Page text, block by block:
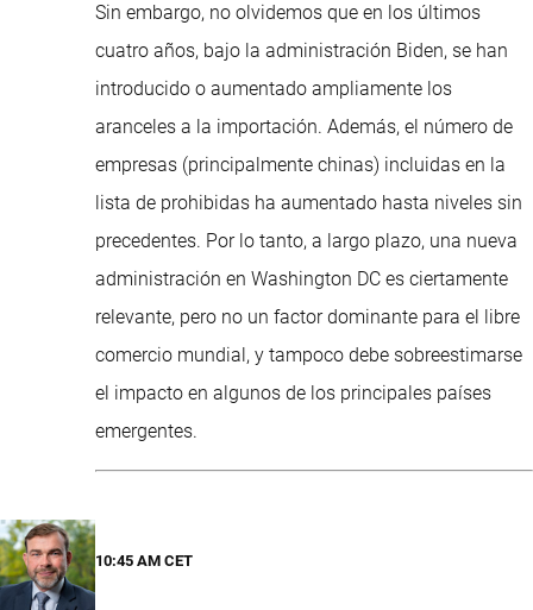
Sin embargo, no olvidemos que en los últimos
cuatro años, bajo la administración Biden, se han
introducido o aumentado ampliamente los
aranceles a la importación. Además, el número de
empresas (principalmente chinas) incluidas en la
lista de prohibidas ha aumentado hasta niveles sin
precedentes. Por lo tanto, a largo plazo, una nueva
administración en Washington DC es ciertamente
relevante, pero no un factor dominante para el libre
comercio mundial, y tampoco debe sobreestimarse
el impacto en algunos de los principales países
emergentes.
10:45 AM CET